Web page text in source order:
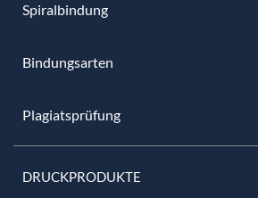
Spiralbindung
Bindungsarten
Plagiatsprüfung
DRUCKPRODUKTE